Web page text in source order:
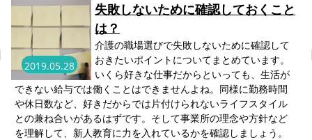
2019.05.28
失敗しないために確認しておくこと
は？
介護の職場選びで失敗しないために確認して
おきたいポイントについてまとめています。
いくら好きな仕事だからといっても、生活が
できない給与では働くことはできませんよね。同様に勤務時間
や休日数など、好きだからでは片付けられないライフスタイル
との兼ね合いがあるはずです。そして事業所の理念や方針など
を理解して、新人教育に力を入れているかを確認しましょう。